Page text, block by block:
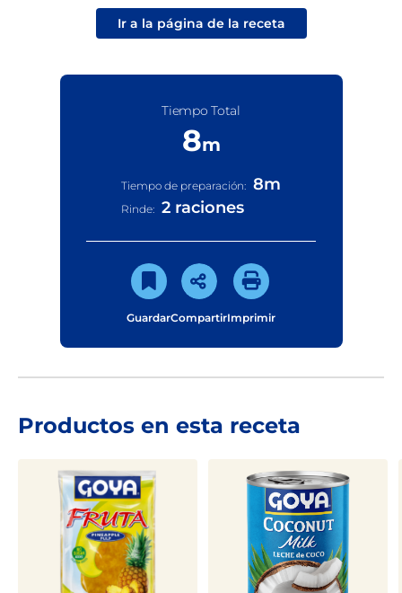
Ir a la página de la receta
Tiempo Total
8m
Tiempo de preparación: 8m
Rinde: 2 raciones
GuardarCompartirImprimir
Productos en esta receta